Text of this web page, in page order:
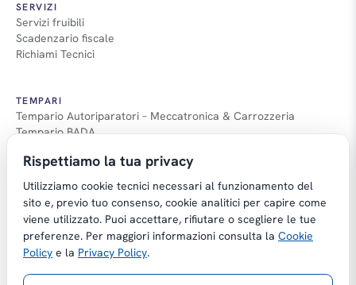
SERVIZI
Servizi fruibili
Scadenzario fiscale
Richiami Tecnici
TEMPARI
Tempario Autoriparatori – Meccatronica & Carrozzeria
Tempario BADA
Guida Applicazione Tempi
Copyright © Tempario.it | Powered by
Planus Group Srl - P.I. IT03584100238
Rispettiamo la tua privacy
Utilizziamo cookie tecnici necessari al funzionamento del
sito e, previo tuo consenso, cookie analitici per capire come
viene utilizzato. Puoi accettare, rifiutare o scegliere le tue
preferenze. Per maggiori informazioni consulta la Cookie
Policy e la Privacy Policy.